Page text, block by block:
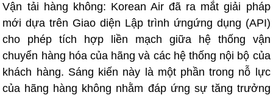
Vận tải hàng không: Korean Air đã ra mắt giải pháp
mới dựa trên Giao diện Lập trình ứngứng dụng (API)
cho phép tích hợp liền mạch giữa hệ thống vận
chuyển hàng hóa của hãng và các hệ thống nội bộ của
khách hàng. Sáng kiến này là một phần trong nỗ lực
của hãng hàng không nhằm đáp ứng sự tăng trưởng